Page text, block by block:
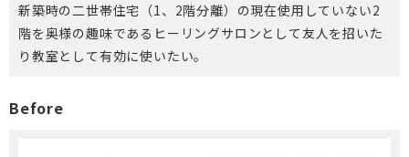
新築時の二世帯住宅（1、2階分離）の現在使用していない2
階を奥様の趣味であるヒーリングサロンとして友人を招いた
り教室として有効に使いたい。
Before